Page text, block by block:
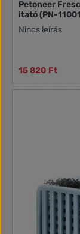
Petoneer
itató (PN-
Nincs leírás
15 820 Ft